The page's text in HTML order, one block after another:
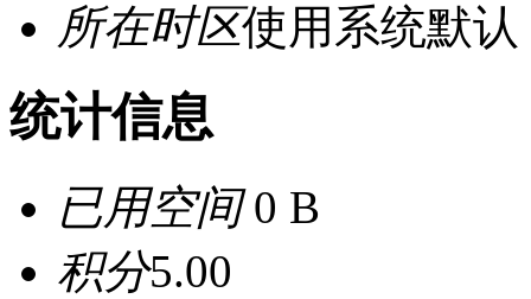
所在时区使用系统默认
统计信息
已用空间0 B
积分5.00